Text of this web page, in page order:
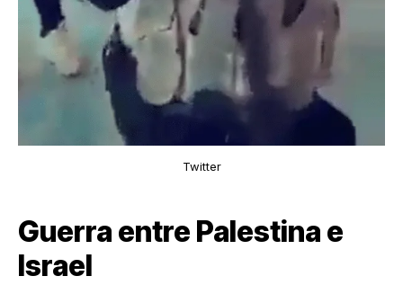
Twitter
Guerra entre Palestina e
Israel